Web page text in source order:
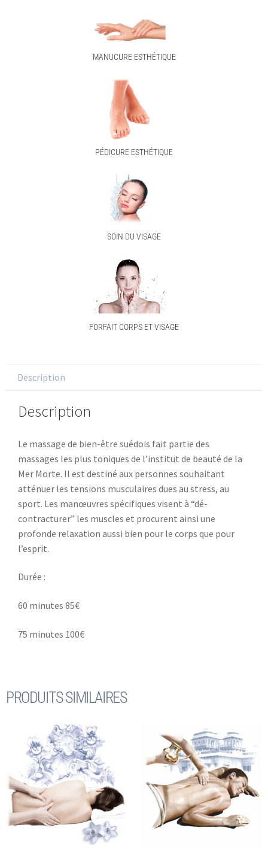
MANUCURE ESTHÉTIQUE
PÉDICURE ESTHÉTIQUE
SOIN DU VISAGE
FORFAIT CORPS ET VISAGE
Description
Description
Le massage de bien-être suédois fait partie des
massages les plus toniques de l’institut de beauté de la
Mer Morte. Il est destiné aux personnes souhaitant
atténuer les tensions musculaires dues au stress, au
sport. Les manœuvres spécifiques visent à “dé-
contracturer” les muscles et procurent ainsi une
profonde relaxation aussi bien pour le corps que pour
l’esprit.
Durée :
60 minutes 85€
75 minutes 100€
PRODUITS SIMILAIRES